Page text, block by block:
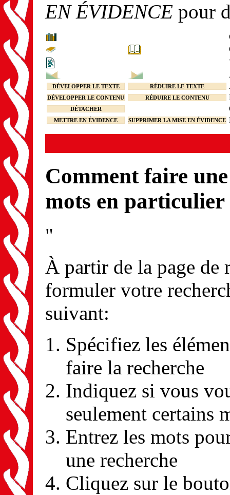
EN ÉVIDENCE pour
DÉVELOPPER LE TEXTE RÉDUIRE LE TEXTE
DÉVELOPPER LE CONTENU RÉDUIRE LE CONTENU
DÉTACHER
METTRE EN ÉVIDENCE SUPPRIMER LA MISE EN ÉVIDENCE
Comment faire
mots en particulier
"
À partir de la page de
formuler votre
suivant:
Spécifiez les
faire la recherche
Indiquez si vous
seulement certains
Entrez les mots
une recherche
Cliquez sur le